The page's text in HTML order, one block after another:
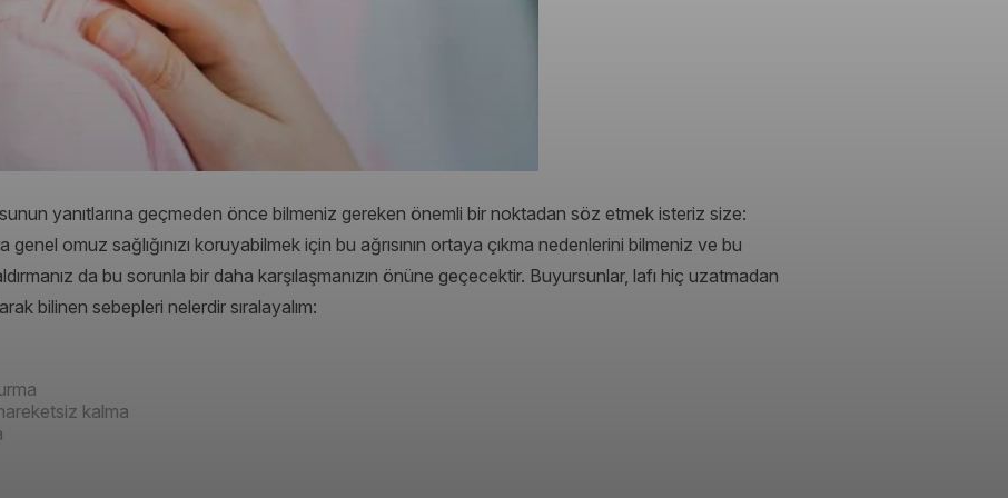
yanıtlarına geçmeden önce bilmeniz gereken önemli bir noktadan söz etmek isteriz size:
genel omuz sağlığınızı koruyabilmek için bu ağrısının ortaya çıkma nedenlerini bilmeniz ve bu
da bu sorunla bir daha karşılaşmanızın önüne geçecektir. Buyursunlar, lafı hiç uzatmadan
bilinen sebepleri nelerdir sıralayalım:
kalma